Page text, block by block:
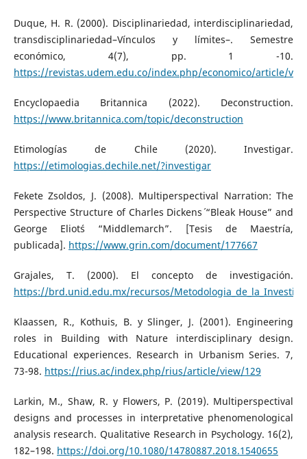
Duque, H. R. (2000). Disciplinariedad, interdisciplinariedad,
transdisciplinariedad–Vínculos y límites–. Semestre
económico, 4(7), pp. 1 -10.
https://revistas.udem.edu.co/index.php/economico/article/
Encyclopaedia Britannica (2022). Deconstruction.
https://www.britannica.com/topic/deconstruction
Etimologías de Chile (2020). Investigar.
https://etimologias.dechile.net/?investigar
Fekete Zsoldos, J. (2008). Multiperspectival Narration: The
Perspective Structure of Charles Dickens´ “Bleak House” and
George Eliot´s “Middlemarch”. [Tesis de Maestría,
publicada]. https://www.grin.com/document/177667
Grajales, T. (2000). El concepto de investigación.
https://brd.unid.edu.mx/recursos/
Klaassen, R., Kothuis, B. y Slinger, J. (2001). Engineering
roles in Building with Nature interdisciplinary design.
Educational experiences. Research in Urbanism Series. 7,
73-98. https://rius.ac/index.php/rius/article/view/129
Larkin, M., Shaw, R. y Flowers, P. (2019). Multiperspectival
designs and processes in interpretative phenomenological
analysis research. Qualitative Research in Psychology. 16(2),
182–198. https://doi.org/10.1080/14780887.2018.1540655